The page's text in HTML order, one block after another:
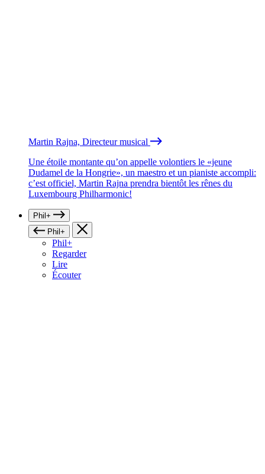
Martin Rajna, Directeur musical
Une étoile montante qu’on appelle volontiers le «jeune
Dudamel de la Hongrie», un maestro et un pianiste accompli:
c’est officiel, Martin Rajna prendra bientôt les rênes du
Luxembourg Philharmonic!
Phil+
Phil+
Phil+
Regarder
Lire
Écouter